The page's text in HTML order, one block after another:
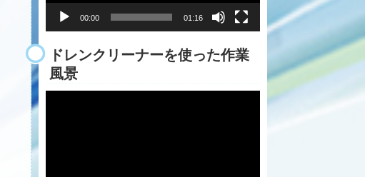
ー
00:00 01:16
ドレンクリーナーを使った作業
風景